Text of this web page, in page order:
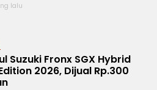
lalu
Suzuki Fronx SGX Hybrid
2026, Dijual Rp.300